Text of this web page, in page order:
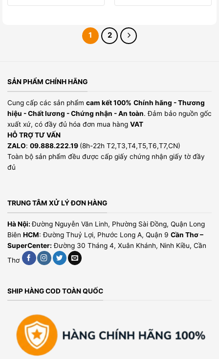
1 2
SẢN PHẨM CHÍNH HÃNG
Cung cấp các sản phẩm cam kết 100% Chính hãng - Thương
hiệu - Chất lương - Chứng nhận - An toàn. Đảm bảo nguồn gốc
xuất xứ, có đầy đủ hóa đơn mua hàng VAT
HỖ TRỢ TƯ VẤN
ZALO: 09.888.222.19 (8h-22h T2,T3,T4,T5,T6,T7,CN)
Toàn bộ sản phẩm đều được cấp giấy chứng nhận giấy tờ đầy
đủ
TRUNG TÂM XỬ LÝ ĐƠN HÀNG
Hà Nội:Đường Nguyễn Văn Linh, Phường Sài Đồng, Quận Long
Biên HCM: Đường Thuỷ Lợi, Phước Long A, Quận 9 Cần Thơ –
SuperCenter: Đường 30 Tháng 4, Xuân Khánh, Ninh Kiều, Cần
Thơ
SHIP HÀNG COD TOÀN QUỐC